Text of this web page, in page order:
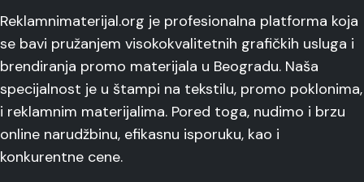
Reklamnimaterijal.org je profesionalna platforma koja
se bavi pružanjem visokokvalitetnih grafičkih usluga i
brendiranja promo materijala u Beogradu. Naša
specijalnost je u štampi na tekstilu, promo poklonima,
i reklamnim materijalima. Pored toga, nudimo i brzu
online narudžbinu, efikasnu isporuku, kao i
konkurentne cene.